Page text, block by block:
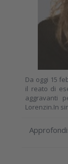
Da oggi 15
il reato di
aggravanti
Lorenzin.In